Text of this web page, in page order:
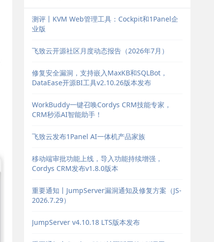
测评丨KVM Web管理工具：Cockpit和1Panel企
业版
飞致云开源社区月度动态报告（2026年7月）
修复安全漏洞，支持嵌入MaxKB和SQLBot，
DataEase开源BI工具v2.10.26版本发布
WorkBuddy一键召唤Cordys CRM技能专家，
CRM秒添AI智能助手！
飞致云发布1Panel AI一体机产品家族
移动端审批功能上线，导入功能持续增强，
Cordys CRM发布v1.8.0版本
重要通知丨JumpServer漏洞通知及修复方案（JS-
2026.7.29）
JumpServer v4.10.18 LTS版本发布